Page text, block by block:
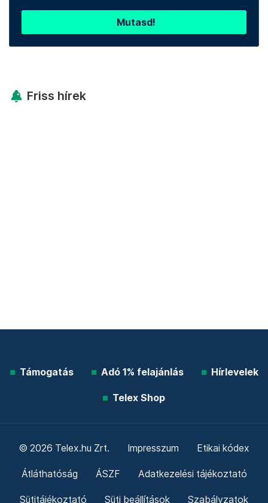
Mutasd!
Friss hírek
Támogatás Adó 1% felajánlás Hírlevelek
Telex Shop
© 2026 Telex.hu Zrt. Impresszum Etikai kódex
Átláthatóság ÁSZF Adatkezelési tájékoztató
Sütitájékoztató Süti beállítások Szabályzatok